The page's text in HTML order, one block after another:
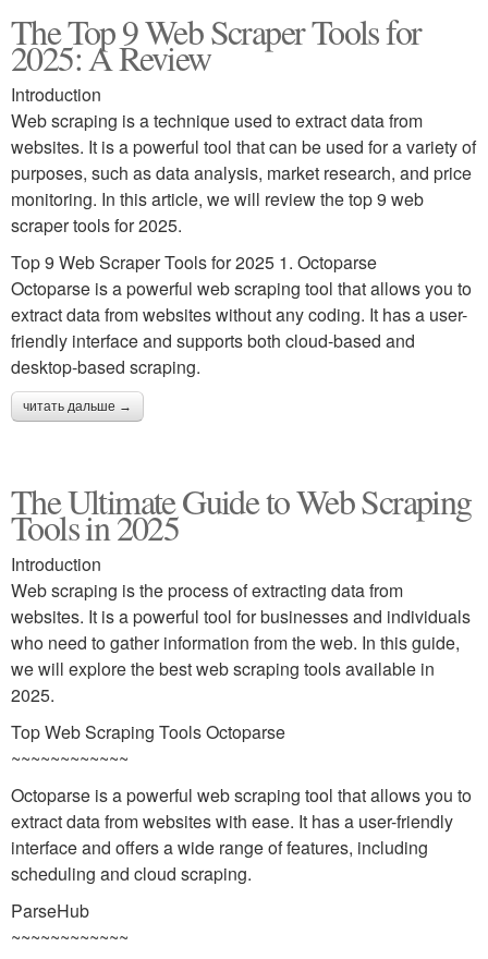
The Top 9 Web Scraper Tools for
2025: A Review
Introduction
Web scraping is a technique used to extract data from
websites. It is a powerful tool that can be used for a variety of
purposes, such as data analysis, market research, and price
monitoring. In this article, we will review the top 9 web
scraper tools for 2025.
Top 9 Web Scraper Tools for 2025 1. Octoparse
Octoparse is a powerful web scraping tool that allows you to
extract data from websites without any coding. It has a user-
friendly interface and supports both cloud-based and
desktop-based scraping.
читать дальше →
The Ultimate Guide to Web Scraping
Tools in 2025
Introduction
Web scraping is the process of extracting data from
websites. It is a powerful tool for businesses and individuals
who need to gather information from the web. In this guide,
we will explore the best web scraping tools available in
2025.
Top Web Scraping Tools Octoparse
~~~~~~~~~~~~
Octoparse is a powerful web scraping tool that allows you to
extract data from websites with ease. It has a user-friendly
interface and offers a wide range of features, including
scheduling and cloud scraping.
ParseHub
~~~~~~~~~~~~